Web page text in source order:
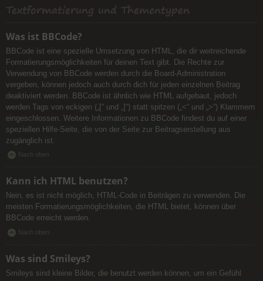
Textformatierung und Thementypen
Was ist BBCode?
BBCode ist eine spezielle Umsetzung von HTML, die dir weitreichende
Formatierungsmöglichkeiten für deinen Text gibt. Die Rechte zur
Verwendung von BBCode werden durch die Board-Administration
vergeben, können jedoch auch durch dich für jeden einzelnen Beitrag
deaktiviert werden. BBCode ist ähnlich wie HTML aufgebaut, jedoch
werden Tags von eckigen („[“ und „]“) statt spitzen („<“ und „>“) Klammern
eingeschlossen. Weitere Informationen zu BBCode findest du auf einer
speziellen Hilfe-Seite, die von der Seite zur Beitragserstellung aus
zugänglich ist.
Nach oben
Kann ich HTML benutzen?
Nein, es ist nicht möglich, HTML-Code in Beiträgen zu verwenden. Die
meisten Formatierungsmöglichkeiten, die HTML bietet, können über
BBCode erreicht werden.
Nach oben
Was sind Smileys?
Smileys sind kleine Bilder, die benutzt werden können, um ein Gefühl